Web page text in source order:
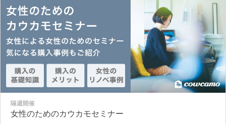
隔週開催
女性のためのカウカモセミナー